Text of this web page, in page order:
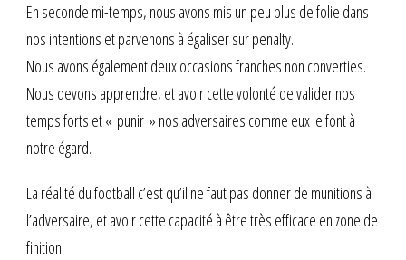
En seconde mi-temps, nous avons mis un peu plus de folie dans
nos intentions et parvenons à égaliser sur penalty.
Nous avons également deux occasions franches non converties.
Nous devons apprendre, et avoir cette volonté de valider nos
temps forts et « punir » nos adversaires comme eux le font à
notre égard.
La réalité du football c’est qu’il ne faut pas donner de munitions à
l’adversaire, et avoir cette capacité à être très efficace en zone de
finition.